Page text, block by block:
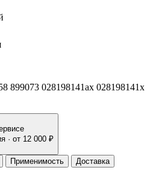
899073 028198141ax 028198141x
· от 12 000 ₽
Применимость
Доставка